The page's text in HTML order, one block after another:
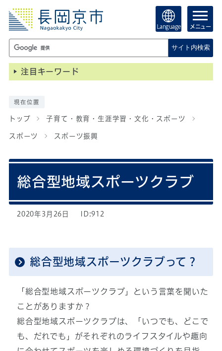
Language メニュー
サイト内検索
注目キーワード
現在位置
トップ 子育て・教育・生涯学習・文化・スポーツ
スポーツ スポーツ振興
総合型地域スポーツクラブ
2020年3月26日 ID:912
総合型地域スポーツクラブって？
「総合型地域スポーツクラブ」という言葉を聞いた
ことがありますか？
総合型地域スポーツクラブは、「いつでも、どこで
も、だれでも」がそれぞれのライフスタイルや趣向